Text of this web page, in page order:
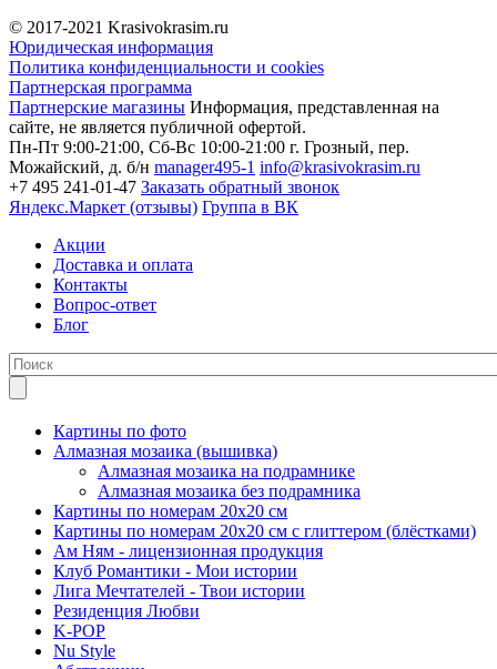
© 2017-2021 Krasivokrasim.ru
Юридическая информация
Политика конфиденциальности и cookies
Партнерская программа
Партнерские магазины Информация, представленная на
сайте, не является публичной офертой.
Пн-Пт 9:00-21:00, Сб-Вс 10:00-21:00 г. Грозный, пер.
Можайский, д. б/н manager495-1 info@krasivokrasim.ru
+7 495 241-01-47 Заказать обратный звонок
Яндекс.Маркет (отзывы) Группа в ВК
Акции
Доставка и оплата
Контакты
Вопрос-ответ
Блог
Картины по фото
Алмазная мозаика (вышивка)
Алмазная мозаика на подрамнике
Алмазная мозаика без подрамника
Картины по номерам 20х20 см
Картины по номерам 20х20 см с глиттером (блёстками)
Ам Ням - лицензионная продукция
Клуб Романтики - Мои истории
Лига Мечтателей - Твои истории
Резиденция Любви
K-POP
Nu Style